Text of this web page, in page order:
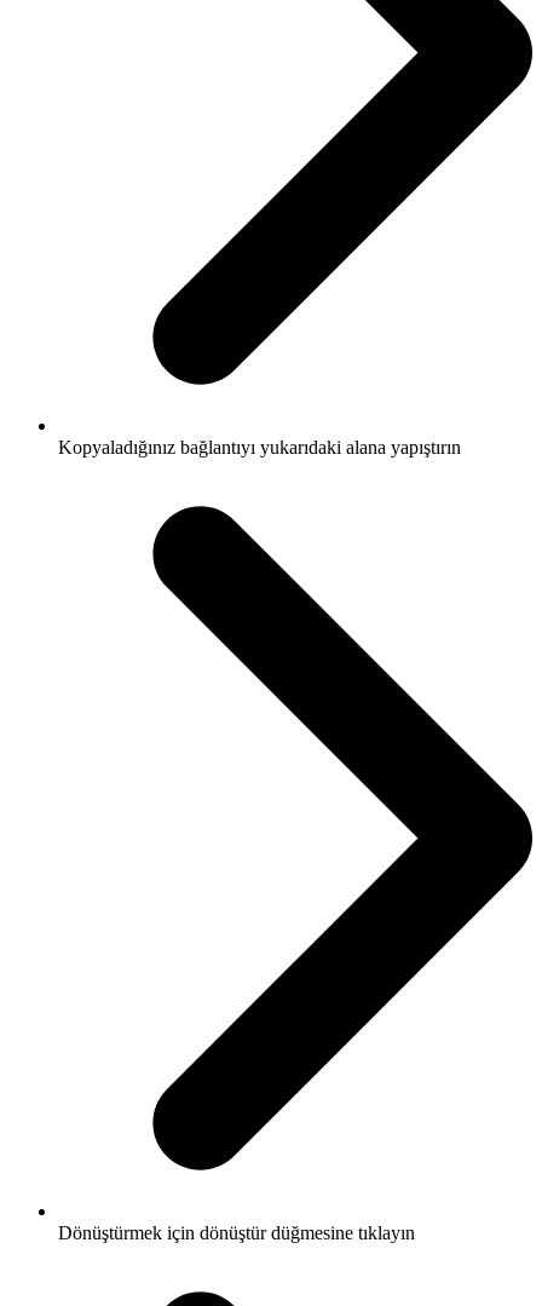
Kopyaladığınız bağlantıyı yukarıdaki alana yapıştırın
Dönüştürmek için dönüştür düğmesine tıklayın